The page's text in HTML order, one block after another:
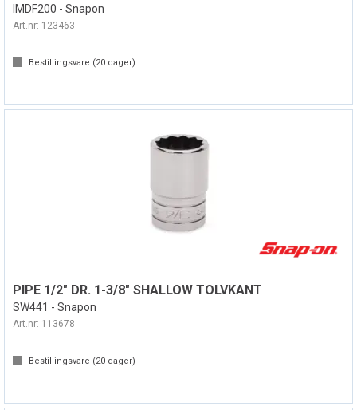
IMDF200 - Snapon
Art.nr: 123463
Bestillingsvare (20 dager)
PIPE 1/2" DR. 1-3/8" SHALLOW TOLVKANT
SW441 - Snapon
Art.nr: 113678
Bestillingsvare (20 dager)